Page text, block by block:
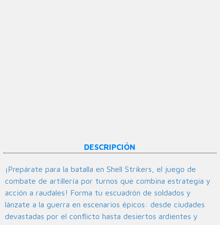
DESCRIPCIÓN
¡Prepárate para la batalla en Shell Strikers, el juego de
combate de artillería por turnos que combina estrategia y
acción a raudales! Forma tu escuadrón de soldados y
lánzate a la guerra en escenarios épicos: desde ciudades
devastadas por el conflicto hasta desiertos ardientes y